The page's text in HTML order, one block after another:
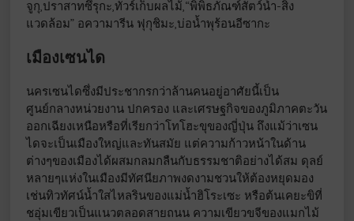
จูกุ,ปราสาทซึรุกะ,ทัวร์เก็บผลไม้,“พิพิธภัณฑ์สัตว์น้ำ-สิ่ง
แวดล้อม” อความารีน ฟุกุชิมะ,บ่อน้ำพุร้อนอีซากะ
เมืองเซนได
นครเซนไดซึ่งมีประชากรกว่าล้านคนอยู่อาศัยนี้เป็น
ศูนย์กลางหน่วยงาน ปกครอง และเศรษฐกิจของภูมิภาคตะวัน
ออกเฉียงเหนือหรือที่เรียกว่าโทโฮะขุของญี่ปุ่น ถึงแม้ว่าเซน
ไดจะเป็นเมืองใหญ่และทันสมัย แต่ความก้าวหน้าในด้าน
ต่างๆของเมืองได้ผสมกลมกลืนกับธรรมชาติอย่างได้สม ดุลย์
หลายๆแห่งในเมืองมีทัศนียภาพงดงามชวนให้ต้องหยุดมอง
เช่นทิวทัศน์น้ำใสไหลรินของแม่น้ำฮิโระเซะ หรือต้นเคยะขิที่
ชอุ่มเขียวเป็นแนวตลอดสายถนน ความเขียวขจีของแมกไม้